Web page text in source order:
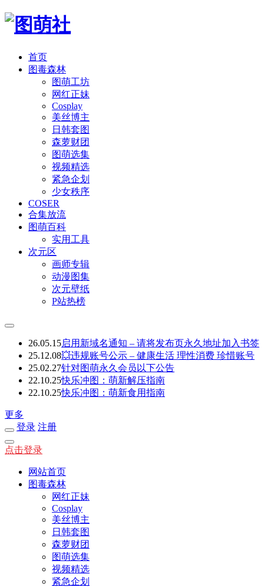
首页
图毒森林
图萌工坊
网红正妹
Cosplay
美丝博主
日韩套图
森萝财团
图萌选集
视频精选
紧急企划
少女秩序
COSER
合集放流
图萌百科
实用工具
次元区
画师专辑
动漫图集
次元壁纸
P站热榜
26.05.15启用新域名通知 – 请将发布页永久地址加入书签
25.12.08💥违规账号公示 – 健康生活 理性消费 珍惜账号
25.02.27针对图萌永久会员以下公告
22.10.25快乐冲图：萌新解压指南
22.10.25快乐冲图：萌新食用指南
更多
登录 注册
点击登录
网站首页
图毒森林
网红正妹
Cosplay
美丝博主
日韩套图
森萝财团
图萌选集
视频精选
紧急企划